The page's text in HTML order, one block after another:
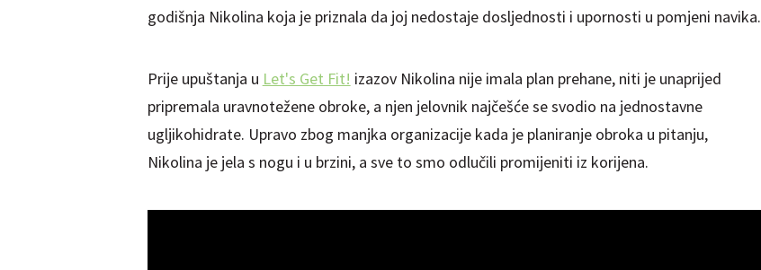
godišnja Nikolina koja je priznala da joj nedostaje dosljednosti i upornosti u pomjeni navika.
Prije upuštanja u Let's Get Fit! izazov Nikolina nije imala plan prehane, niti je unaprijed
pripremala uravnotežene obroke, a njen jelovnik najčešće se svodio na jednostavne
ugljikohidrate. Upravo zbog manjka organizacije kada je planiranje obroka u pitanju,
Nikolina je jela s nogu i u brzini, a sve to smo odlučili promijeniti iz korijena.